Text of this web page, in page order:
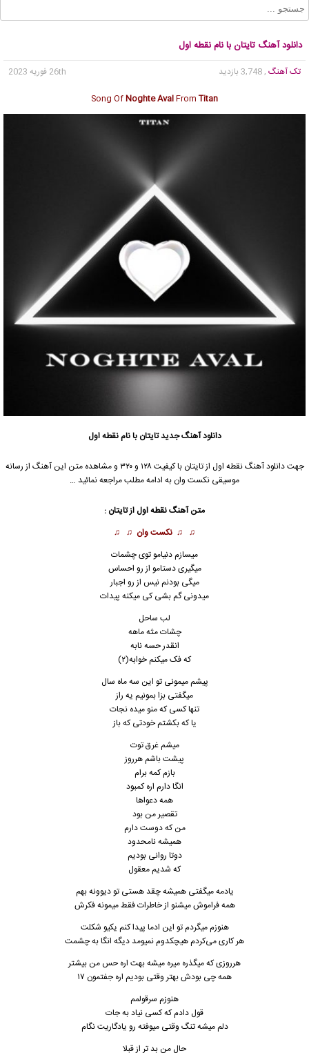
دانلود آهنگ تایتان با نام نقطه اول
تک آهنگ , 3,748 بازدید
26th فوریه 2023
Song OfNoghte AvalFrom Titan
دانلود آهنگ جدیدتایتان با نام نقطه اول
جهت دانلود آهنگ نقطه اول از تایتان با کیفیت ۱۲۸ و ۳۲۰ و مشاهده متن این آهنگ از رسانه
موسیقی نکست وان به ادامه مطلب مراجعه نمائید …
متن آهنگ نقطه اول از تایتان :
♫ ♫ نکست وان ♫ ♫
میسازم دنیامو توی چشمات
میگیری دستامو از رو احساس
میگی بودنم نیس از رو اجبار
میدونی گم بشی کی میکنه پیدات
لب ساحل
چشات مثه ماهه
انقدر حسه نابه
که فک میکنم خوابه(۲)
پیشم میمونی تو این سه ماه سال
میگفتی بزا بمونیم یه راز
تنها کسی که منو میده نجات
یا که بکشتم خودتی که باز
میشم غرق توت
پیشت باشم هرروز
بازم کمه برام
انگا دارم اره کمبود
همه دعواها
تقصیر من بود
من که دوست دارم
همیشه نامحدود
دوتا روانی بودیم
که شدیم معقول
یادمه میگفتی همیشه چقد هستی تو دیوونه بهم
همه فراموش میشنو از خاطرات فقط میمونه فکرش
هنوزم میگردم تو این ادما پیدا کنم یکیو شکلت
هر کاری می‌کردم هیچکدوم نمیومد دیگه انگا به چشمت
هرروزی که میگذره میره میشه بهت اره حس من بیشتر
همه چی بودش بهتر وقتی بودیم اره جفتمون ۱۷
هنوزم سرقولمم
قول دادم که کسی نیاد به جات
دلم میشه تنگ وقتی میوفته رو یادگاریت نگام
حال من بد تر از قبلا